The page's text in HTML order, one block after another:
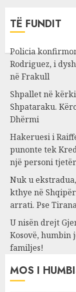
TË FUNDIT
Policia
Rodriguez, i
në Frakull
Shpallet në
Shpataraku.
Dhërmi
Hakeruesi i
punonte tek
një personi tjetër
Nuk u
kthye në
arrati. Pse
U nisën drejt
Kosovë, humbin
familjes!
MOS I